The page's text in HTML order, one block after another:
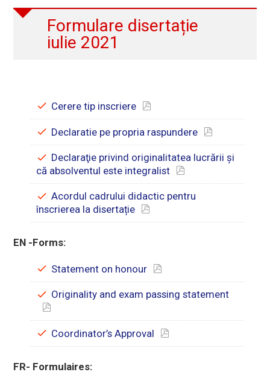
Formulare disertație
iulie 2021
Cerere tip inscriere
Declaratie pe propria raspundere
Declaraţie privind originalitatea lucrării şi
că absolventul este integralist
Acordul cadrului didactic pentru
înscrierea la disertație
EN -Forms:
Statement on honour
Originality and exam passing statement
Coordinator’s Approval
FR- Formulaires: